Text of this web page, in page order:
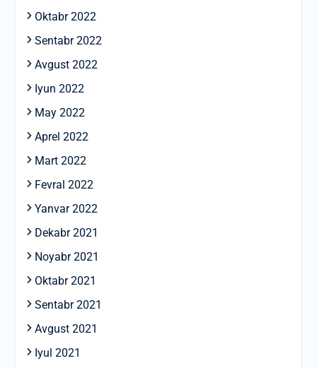
Oktabr 2022
Sentabr 2022
Avgust 2022
Iyun 2022
May 2022
Aprel 2022
Mart 2022
Fevral 2022
Yanvar 2022
Dekabr 2021
Noyabr 2021
Oktabr 2021
Sentabr 2021
Avgust 2021
Iyul 2021